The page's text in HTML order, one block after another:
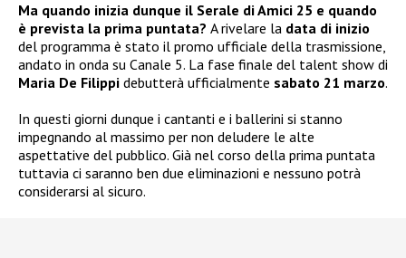
Ma quando inizia dunque il Serale di Amici 25 e quando
è prevista la prima puntata? A rivelare la data di inizio
del programma è stato il promo ufficiale della trasmissione,
andato in onda su Canale 5. La fase finale del talent show di
Maria De Filippi debutterà ufficialmente sabato 21 marzo.
In questi giorni dunque i cantanti e i ballerini si stanno
impegnando al massimo per non deludere le alte
aspettative del pubblico. Già nel corso della prima puntata
tuttavia ci saranno ben due eliminazioni e nessuno potrà
considerarsi al sicuro.